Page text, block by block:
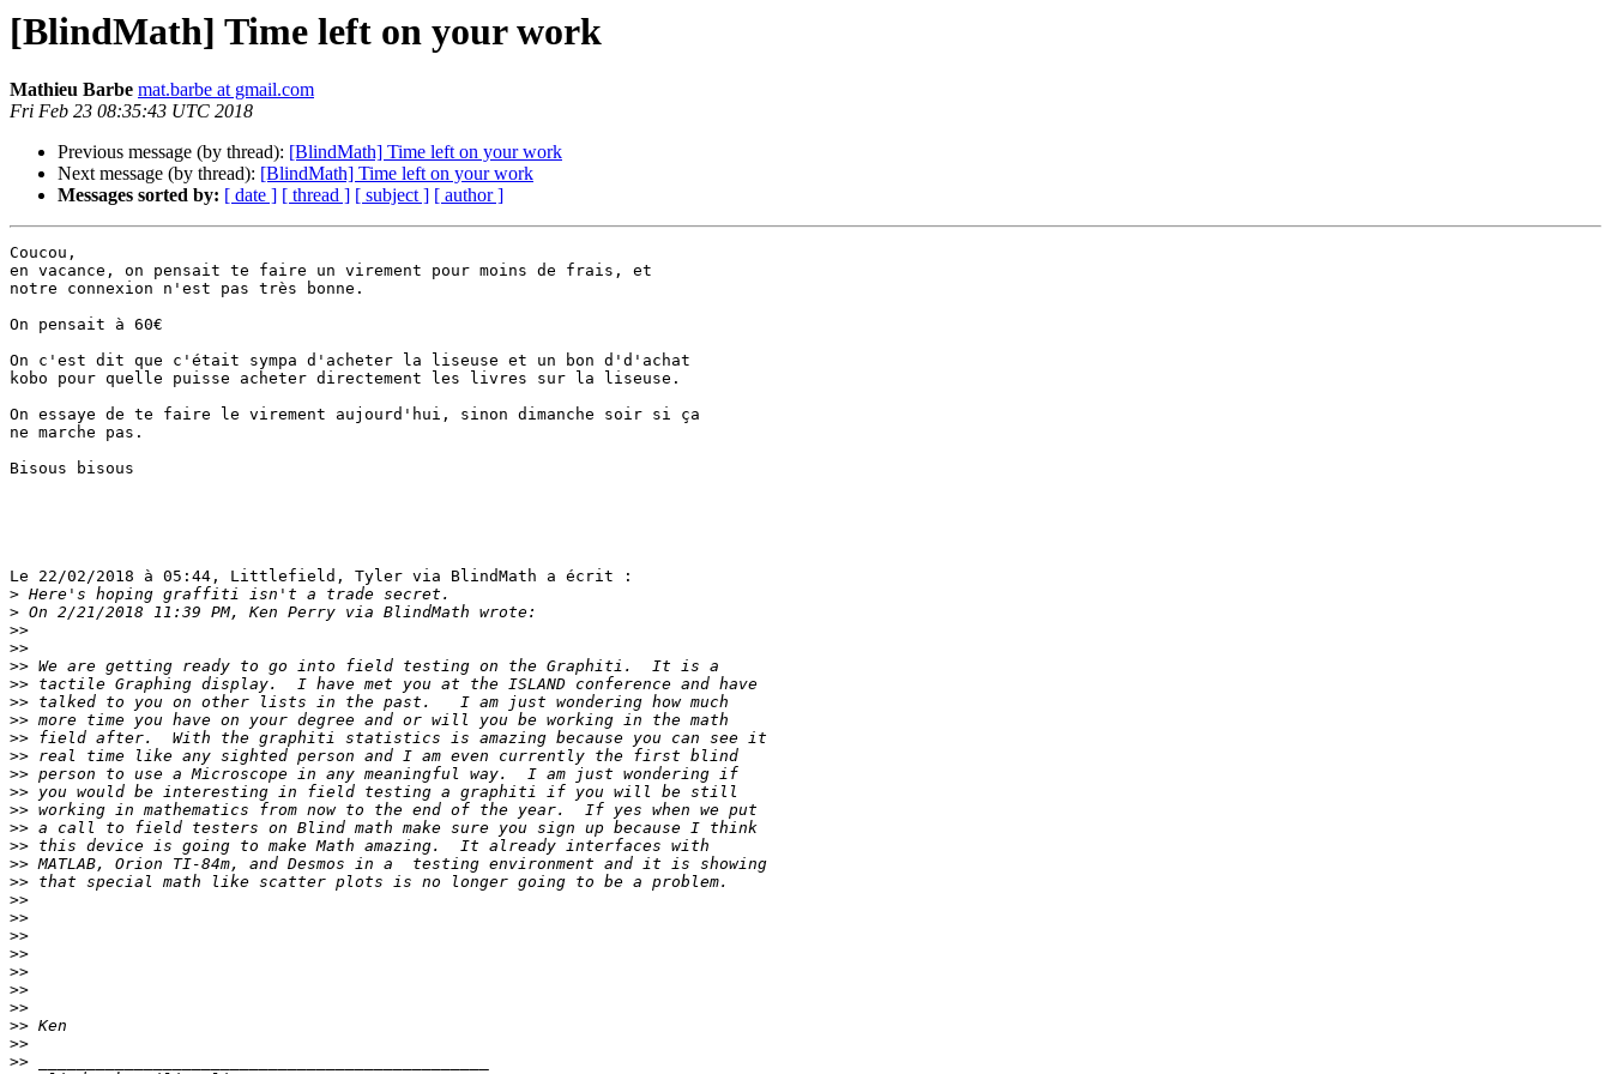
[BlindMath] Time left on your work
Mathieu Barbe mat.barbe at gmail.com
Fri Feb 23 08:35:43 UTC 2018
Previous message (by thread): [BlindMath] Time left on your work
Next message (by thread): [BlindMath] Time left on your work
Messages sorted by: [ date ] [ thread ] [ subject ] [ author ]
Coucou,
en vacance, on pensait te faire un virement pour moins de frais, et
notre connexion n'est pas très bonne.
On pensait à 60€
On c'est dit que c'était sympa d'acheter la liseuse et un bon d'd'achat
kobo pour quelle puisse acheter directement les livres sur la liseuse.
On essaye de te faire le virement aujourd'hui, sinon dimanche soir si ça
ne marche pas.
Bisous bisous
Le 22/02/2018 à 05:44, Littlefield, Tyler via BlindMath a écrit :
>
>
>>
>>
>>
>>
>>
>>
>>
>>
>>
>>
>>
>>
>>
>>
>>
>>
>>
>>
>>
>>
>>
>>
>>
>>
>>